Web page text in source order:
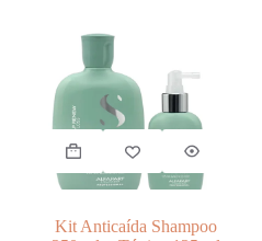
Kit Anticaída Shampoo